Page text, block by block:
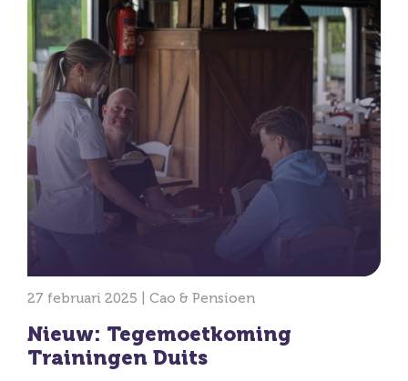
27 februari 2025 | Cao & Pensioen
Nieuw: Tegemoetkoming
Trainingen Duits